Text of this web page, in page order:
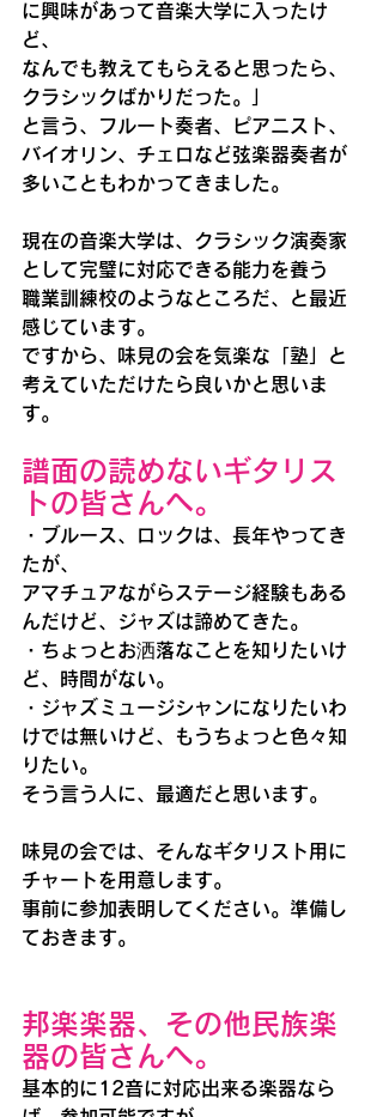
に興味があって音楽大学に入ったけ
ど、
なんでも教えてもらえると思ったら、
クラシックばかりだった。」
と言う、フルート奏者、ピアニスト、
バイオリン、チェロなど弦楽器奏者が
多いこともわかってきました。
現在の音楽大学は、クラシック演奏家
として完璧に対応できる能力を養う
職業訓練校のようなところだ、と最近
感じています。
ですから、味見の会を気楽な「塾」と
考えていただけたら良いかと思いま
す。
譜面の読めないギタリス
トの皆さんへ。
・ブルース、ロックは、長年やってき
たが、
アマチュアながらステージ経験もある
んだけど、ジャズは諦めてきた。
・ちょっとお洒落なことを知りたいけ
ど、時間がない。
・ジャズミュージシャンになりたいわ
けでは無いけど、もうちょっと色々知
りたい。
そう言う人に、最適だと思います。
味見の会では、そんなギタリスト用に
チャートを用意します。
事前に参加表明してください。準備し
ておきます。
邦楽楽器、その他民族楽
器の皆さんへ。
基本的に12音に対応出来る楽器なら